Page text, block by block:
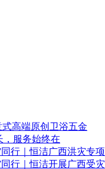
高端原创卫浴五金
，服务始终在
行｜恒洁广西洪灾专项
行｜恒洁开展广西受灾